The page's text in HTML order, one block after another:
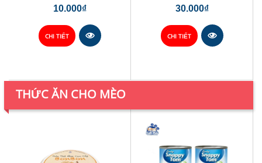
10.000₫
CHI TIẾT
30.000₫
CHI TIẾT
THỨC ĂN CHO MÈO